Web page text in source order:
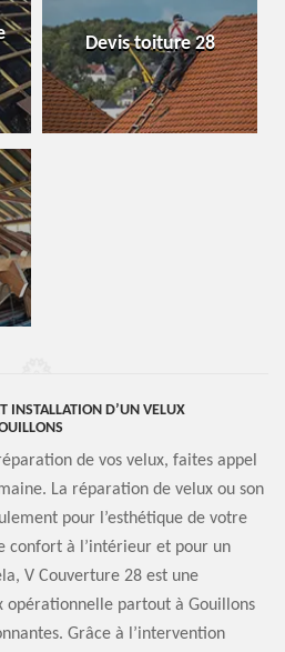
Devis toiture 28
INSTALLATION D’UN VELUX
de vos velux, faites appel
La réparation de velux ou son
pour l’esthétique de votre
confort à l’intérieur et pour un
V Couverture 28 est une
opérationnelle partout à Gouillons
Grâce à l’intervention